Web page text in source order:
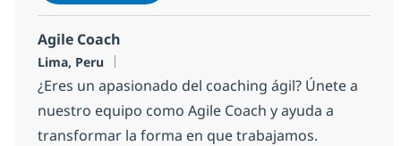
Agile Coach
Ubicación
Lima, Peru
¿Eres un apasionado del coaching ágil? Únete a
nuestro equipo como Agile Coach y ayuda a
transformar la forma en que trabajamos.